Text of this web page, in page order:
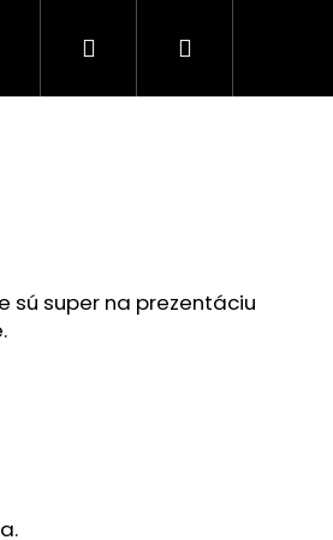
Značky
PrihlásenieNákupný
super na prezentáciu